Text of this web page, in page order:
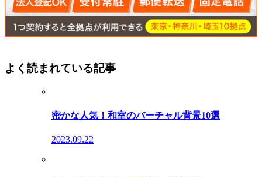
よく読まれている記事
密かな人気！和室のバーチャル背景10選
2023.09.22